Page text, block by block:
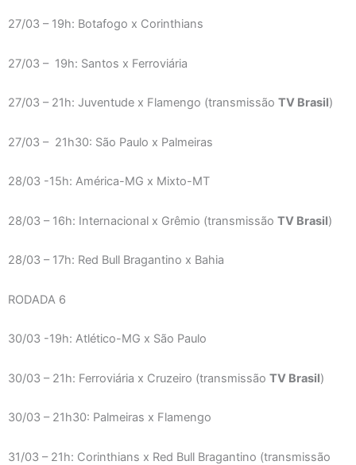
27/03 – 19h: Botafogo x Corinthians
27/03 – 19h: Santos x Ferroviária
27/03 – 21h: Juventude x Flamengo (transmissão TV Brasil)
27/03 – 21h30: São Paulo x Palmeiras
28/03 -15h: América-MG x Mixto-MT
28/03 – 16h: Internacional x Grêmio (transmissão TV Brasil)
28/03 – 17h: Red Bull Bragantino x Bahia
RODADA 6
30/03 -19h: Atlético-MG x São Paulo
30/03 – 21h: Ferroviária x Cruzeiro (transmissão TV Brasil)
30/03 – 21h30: Palmeiras x Flamengo
31/03 – 21h: Corinthians x Red Bull Bragantino (transmissão